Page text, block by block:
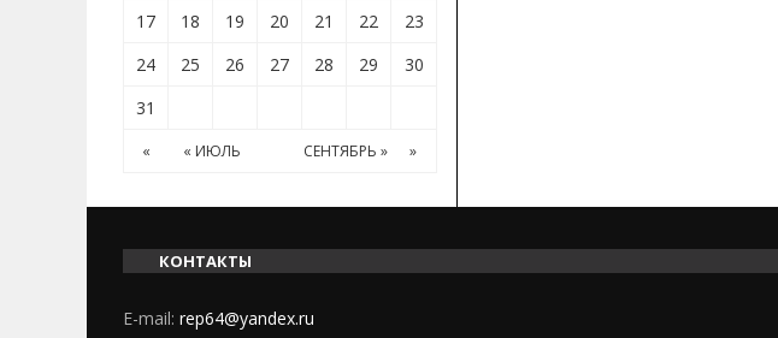
17
18 19 20 21 22
23
24
25 26 27 28 29
30
31
« « ИЮЛЬ СЕНТЯБРЬ » »
КОНТАКТЫ
E-mail: rep64@yandex.ru